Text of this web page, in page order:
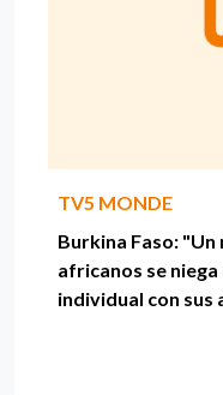
TV5 MONDE
Burkina Faso:
africanos se
individual con